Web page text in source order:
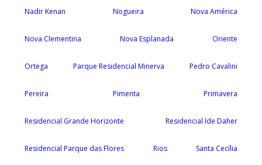
Nadir Kenan Nogueira Nova América
Nova Clementina Nova Esplanada Oriente
Ortega Parque Residencial Minerva Pedro Cavalini
Pereira Pimenta Primavera
Residencial Grande Horizonte Residencial Ide Daher
Residencial Parque das Flores Rios Santa Cecília